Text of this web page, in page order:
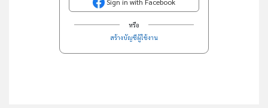
หรือ
สร้างบัญชีผู้ใช้งาน